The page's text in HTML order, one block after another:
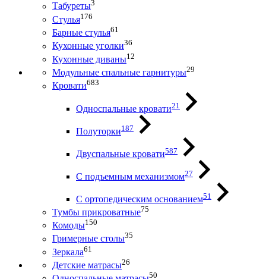
Табуреты3
Стулья176
Барные стулья61
Кухонные уголки36
Кухонные диваны12
Модульные спальные гарнитуры29
Кровати683
Односпальные кровати21
Полуторки187
Двуспальные кровати587
С подъемным механизмом27
С ортопедическим основанием51
Тумбы прикроватные75
Комоды150
Гримерные столы35
Зеркала61
Детские матрасы26
50